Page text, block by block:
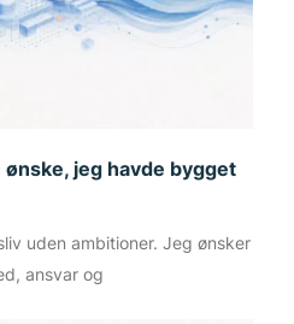
jeg havde bygget
uden ambitioner. Jeg ønsker
ansvar og